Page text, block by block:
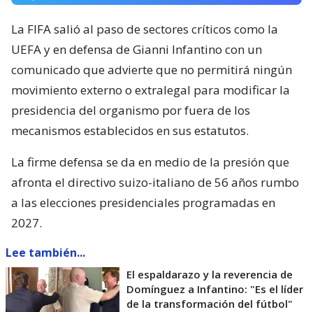
La FIFA salió al paso de sectores críticos como la
UEFA y en defensa de Gianni Infantino con un
comunicado que advierte que no permitirá ningún
movimiento externo o extralegal para modificar la
presidencia del organismo por fuera de los
mecanismos establecidos en sus estatutos.
La firme defensa se da en medio de la presión que
afronta el directivo suizo-italiano de 56 años rumbo
a las elecciones presidenciales programadas en
2027.
Lee también...
El espaldarazo y la reverencia de
Domínguez a Infantino: "Es el líder
de la transformación del fútbol"